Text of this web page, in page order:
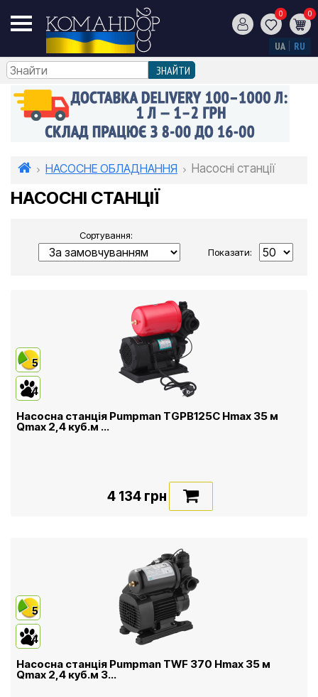
0 0
UA RU
НАСОСНЕ ОБЛАДНАННЯ Насосні станції
НАСОСНІ СТАНЦІЇ
Сортування:
Показати:
5
4
Насосна станція Pumpman TGPB125C Нmax 35 м
Qmax 2,4 куб.м ...
4 134 грн
5
4
Насосна станція Pumpman TWF 370 Hmax 35 м
Qmax 2,4 куб.м 3...